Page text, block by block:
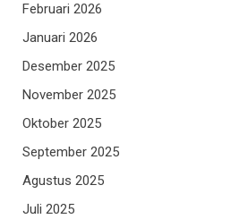
Februari 2026
Januari 2026
Desember 2025
November 2025
Oktober 2025
September 2025
Agustus 2025
Juli 2025